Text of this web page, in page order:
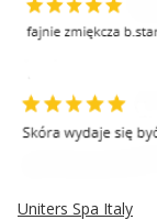
Uniters Spa Italy